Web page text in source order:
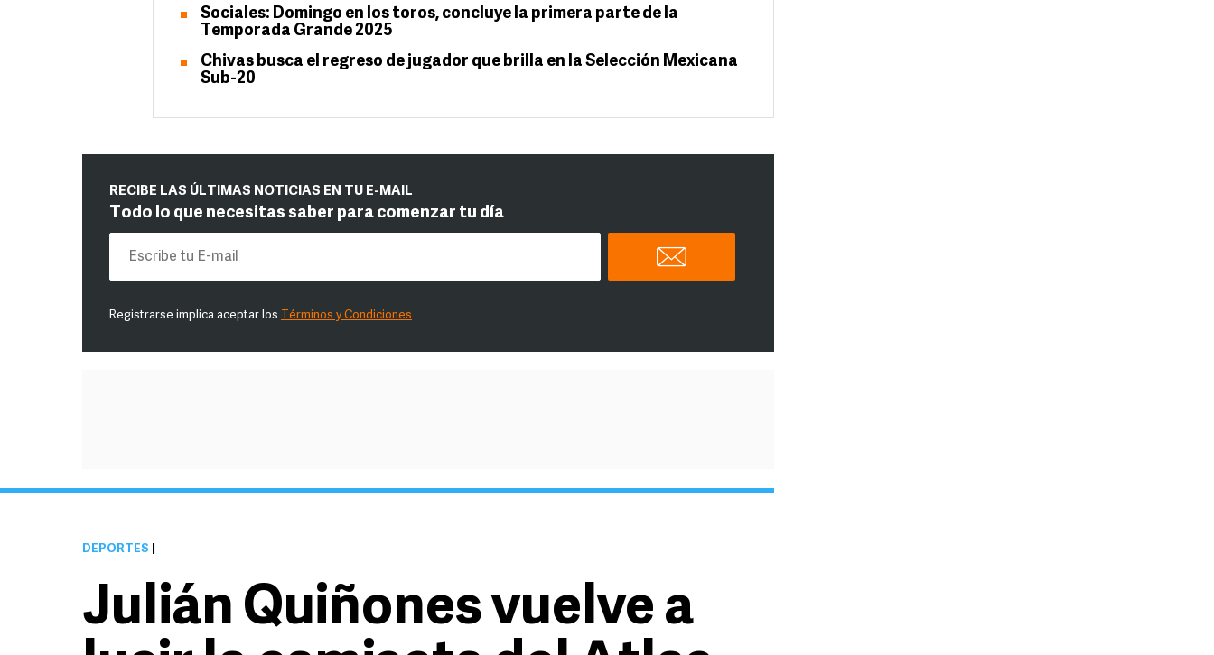
Sociales: Domingo en los toros, concluye la primera parte de la
Temporada Grande 2025
Chivas busca el regreso de jugador que brilla en la Selección Mexicana
Sub-20
RECIBE LAS ÚLTIMAS NOTICIAS EN TU E-MAIL
Todo lo que necesitas saber para comenzar tu día
Registrarse implica aceptar los Términos y Condiciones
DEPORTES
Julián Quiñones vuelve a